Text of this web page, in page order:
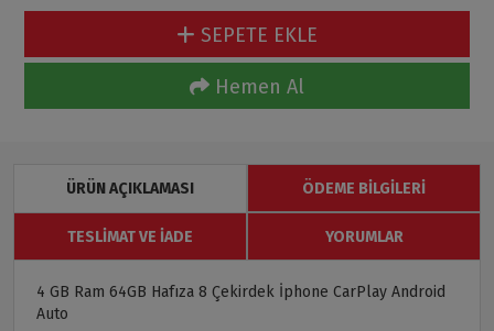
SEPETE EKLE
Hemen Al
ÜRÜN AÇIKLAMASI ÖDEME BILGILERI
TESLIMAT VE İADE YORUMLAR
4 GB Ram 64GB Hafıza 8 Çekirdek İphone CarPlay Android
Auto